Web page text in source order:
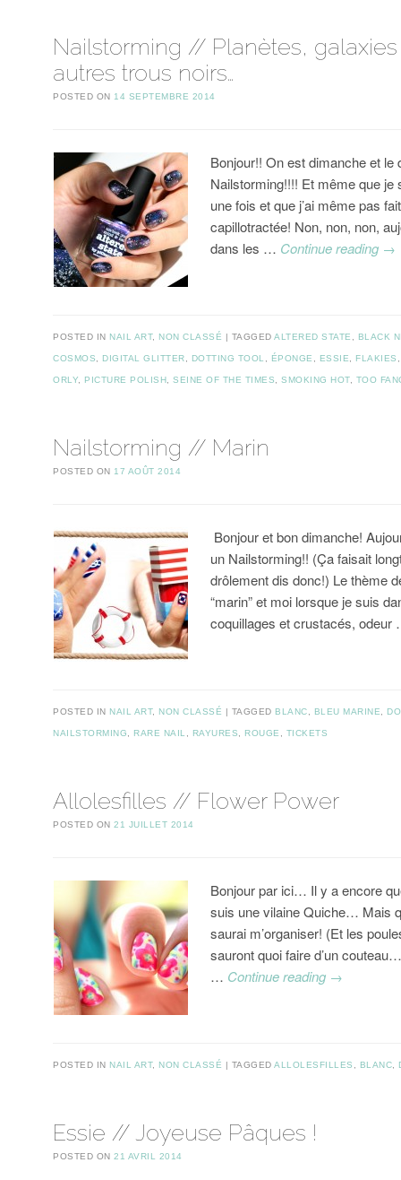
Nailstorming // Planètes,
autres trous noirs…
POSTED ON 14 SEPTEMBRE 2014
Bonjour!! On est dimanche et le
Nailstorming!!!! Et même que je
une fois et que j’ai même pas
capillotractée! Non, non, non,
dans les … Continue reading →
POSTED IN NAIL ART, NON CLASSÉ TAGGEDALTERED STATE , BLACK
COSMOS, DIGITAL GLITTER, DOTTING TOOL , ÉPONGE , ESSIE, FLAKIES
ORLY, PICTURE POLISH,SEINE OF THE TIMES,SMOKING HOT, TOO
Nailstorming // Marin
POSTED ON 17 AOÛT 2014
Bonjour et bon dimanche!
un Nailstorming!! (Ça faisait
drôlement dis donc!) Le thème
“marin” et moi lorsque je suis
coquillages et crustacés,
POSTED IN NAIL ART, NON CLASSÉ TAGGED BLANC, BLEU MARINE,
NAILSTORMING, RARE NAIL , RAYURES, ROUGE , TICKETS
Allolesfilles // Flower Power
POSTED ON21 JUILLET 2014
Bonjour par ici… Il y a encore
suis une vilaine Quiche… Mais
saurai m’organiser! (Et les
sauront quoi faire d’un
… Continue reading →
POSTED IN NAIL ART, NON CLASSÉ TAGGEDALLOLESFILLES BLANC
Essie // Joyeuse Pâques !
POSTED ON21 AVRIL 2014